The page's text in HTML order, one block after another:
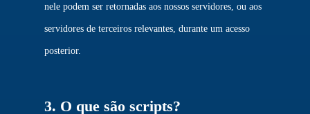
nele podem ser retornadas aos nossos servidores, ou aos
servidores de terceiros relevantes, durante um acesso
posterior.
3. O que são scripts?